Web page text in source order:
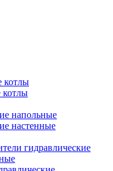
котлы
котлы
напольные
настенные
гидравлические